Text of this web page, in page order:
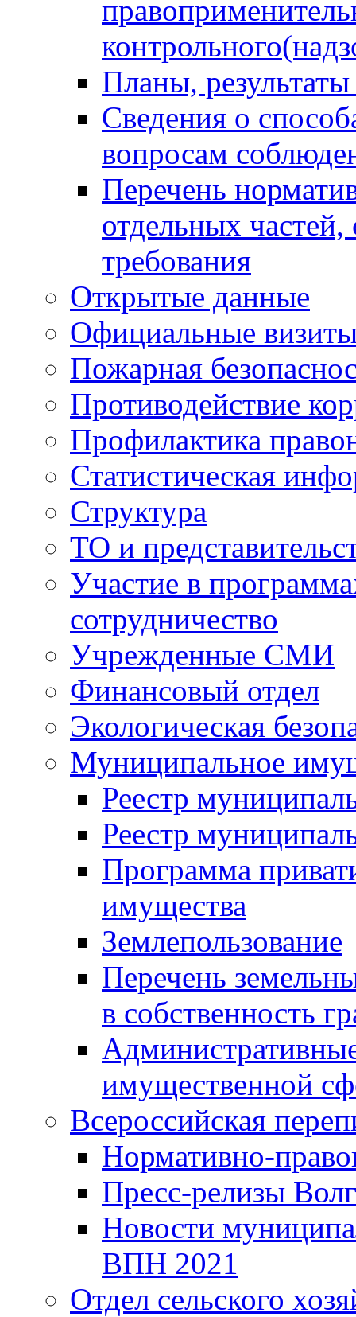
Планы,
Сведения о
вопросам
Перечень
отдельных
требования
Открытые данные
Официальные
Пожарная
Противодействие
Профилактика
Статистическая
Структура
ТО и
Участие в
сотрудничество
Учрежденные СМИ
Финансовый отдел
Экологическая
Муниципальное
Реестр
Реестр
Программа
имущества
Землепользование
Перечень
в собственность
имущественной
Всероссийская
Нормативно-
Пресс-релизы
Новости
ВПН 2021
Отдел сельского